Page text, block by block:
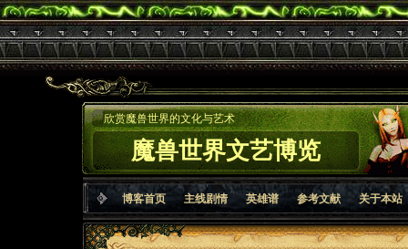
魔兽世界文艺博览
欣赏魔兽世界的文化与艺术
博客首页 主线剧情 英雄谱 参考文献 关于本站